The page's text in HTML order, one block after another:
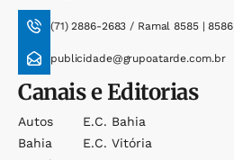
(71) 2886-2683 / Ramal 8585 | 8586
publicidade@grupoatarde.com.br
Canais e Editorias
Autos
Bahia
E.c. Bahia
E.c. Vitória